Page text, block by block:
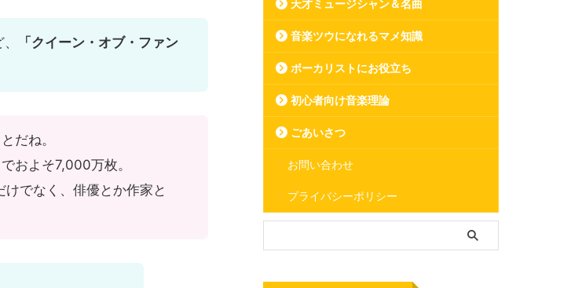
「クイーン・オブ・ファン
だね。
およそ7,000万枚。
でなく、俳優とか作家と
天才ミュージシャン＆名曲
音楽ツウになれるマメ知識
ボーカリストにお役立ち
初心者向け音楽理論
ごあいさつ
お問い合わせ
プライバシーポリシー